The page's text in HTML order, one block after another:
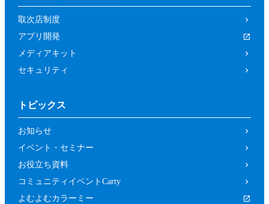
取次店制度
アプリ開発
メディアキット
セキュリティ
トピックス
お知らせ
イベント・セミナー
お役立ち資料
コミュニティイベントCarty
よむよむカラーミー